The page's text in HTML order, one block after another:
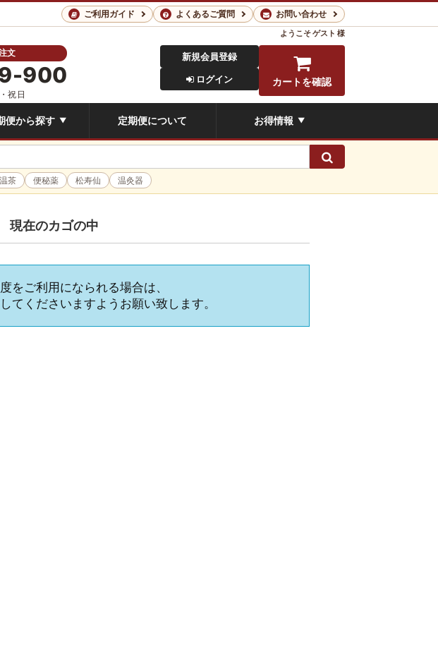
ご利用ガイド よくあるご質問 お問い合わせ
文
900
祝日
ようこそゲスト 様
新規会員登録
ログイン
カートを確認
便から探す ▼ 定期便について お得情報 ▼
検索
茶 便秘薬 松寿仙 温灸器
現在のカゴの中
をご利用になられる場合は、
てくださいますようお願い致します。